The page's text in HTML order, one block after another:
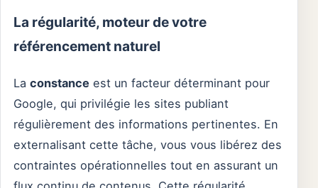
La régularité, moteur de votre
référencement naturel
La constance est un facteur déterminant pour
Google, qui privilégie les sites publiant
régulièrement des informations pertinentes. En
externalisant cette tâche, vous vous libérez des
contraintes opérationnelles tout en assurant un